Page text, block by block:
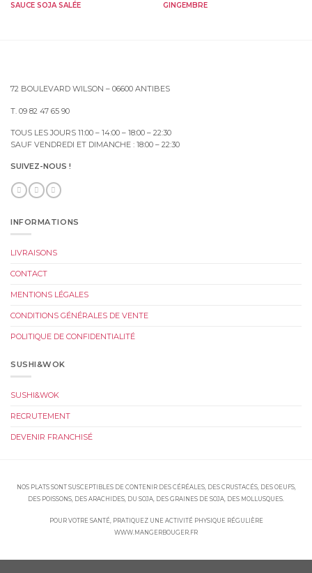
SAUCE SOJA SALÉE
GINGEMBRE
72 BOULEVARD WILSON – 06600 ANTIBES
T. 09 82 47 65 90
TOUS LES JOURS 11:00 – 14:00 – 18:00 – 22:30
SAUF VENDREDI ET DIMANCHE : 18:00 – 22:30
SUIVEZ-NOUS !
INFORMATIONS
LIVRAISONS
CONTACT
MENTIONS LÉGALES
CONDITIONS GÉNÉRALES DE VENTE
POLITIQUE DE CONFIDENTIALITÉ
SUSHI&WOK
SUSHI&WOK
RECRUTEMENT
DEVENIR FRANCHISÉ
NOS PLATS SONT SUSCEPTIBLES DE CONTENIR DES CÉRÉALES, DES CRUSTACÉS, DES OEUFS,
DES POISSONS, DES ARACHIDES, DU SOJA, DES GRAINES DE SOJA, DES MOLLUSQUES.
POUR VOTRE SANTÉ, PRATIQUEZ UNE ACTIVITÉ PHYSIQUE RÉGULIÈRE
WWW.MANGERBOUGER.FR